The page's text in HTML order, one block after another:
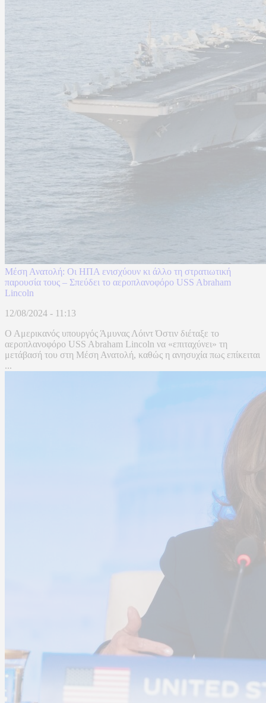
Μέση Ανατολή: Οι ΗΠΑ ενισχύουν κι άλλο τη στρατιωτική
παρουσία τους – Σπεύδει το αεροπλανοφόρο USS Abraham
Lincoln
12/08/2024 - 11:13
Ο Αμερικανός υπουργός Άμυνας Λόιντ Όστιν διέταξε το
αεροπλανοφόρο USS Abraham Lincoln να «επιταχύνει» τη
μετάβασή του στη Μέση Ανατολή, καθώς η ανησυχία πως επίκειται
...